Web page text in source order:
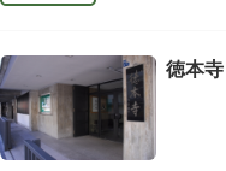
徳本寺